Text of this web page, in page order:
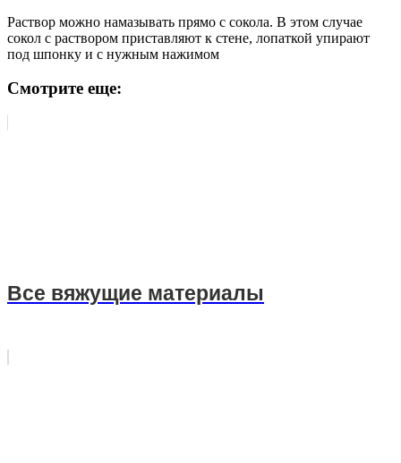
Раствор можно намазывать прямо с сокола. В этом случае
сокол с раствором приставляют к стене, лопаткой упирают
под шпонку и с нужным нажимом
Смотрите еще:
Все вяжущие материалы